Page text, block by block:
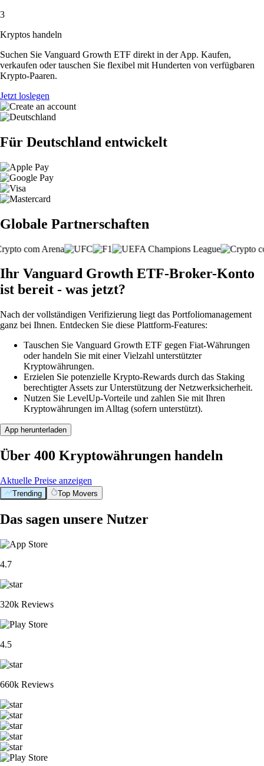
3
Kryptos handeln
Suchen Sie Vanguard Growth ETF direkt in der App. Kaufen,
verkaufen oder tauschen Sie flexibel mit Hunderten von verfügbaren
Krypto-Paaren.
Jetzt loslegen
Für Deutschland entwickelt
Globale Partnerschaften
Ihr Vanguard Growth ETF-Broker-Konto
ist bereit - was jetzt?
Nach der vollständigen Verifizierung liegt das Portfoliomanagement
ganz bei Ihnen. Entdecken Sie diese Plattform-Features:
Tauschen Sie Vanguard Growth ETF gegen Fiat-Währungen
oder handeln Sie mit einer Vielzahl unterstützter
Kryptowährungen.
Erzielen Sie potenzielle Krypto-Rewards durch das Staking
berechtigter Assets zur Unterstützung der Netzwerksicherheit.
Nutzen Sie LevelUp-Vorteile und zahlen Sie mit Ihren
Kryptowährungen im Alltag (sofern unterstützt).
App herunterladen
Über 400 Kryptowährungen handeln
Aktuelle Preise anzeigen
Trending Top Movers
Das sagen unsere Nutzer
4.7
320k Reviews
4.5
660k Reviews